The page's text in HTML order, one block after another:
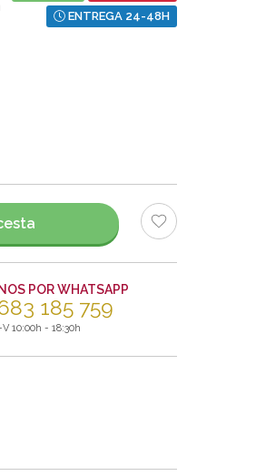
ENTREGA 24-48H
POR WHATSAPP
185 759
V 10:00h - 18:30h